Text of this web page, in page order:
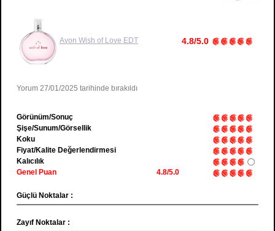
Avon Wish of Love EDT 4.8/5.0
Yorum 27/01/2025 tarihinde bırakıldı
Görünüm/Sonuç
Şişe/Sunum/Görsellik
Koku
Fiyat/Kalite Değerlendirmesi
Kalıcılık
Genel Puan
4.8/5.0
Güçlü Noktalar :
Zayıf Noktalar :